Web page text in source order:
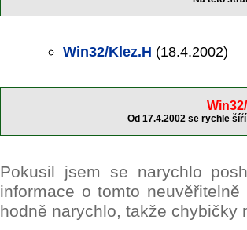
Win32/Klez.H (18.4.2002)
Od 17.4.2002 se rychle
Pokusil jsem se narychlo
informace o tomto
hodně narychlo, takže chybičky